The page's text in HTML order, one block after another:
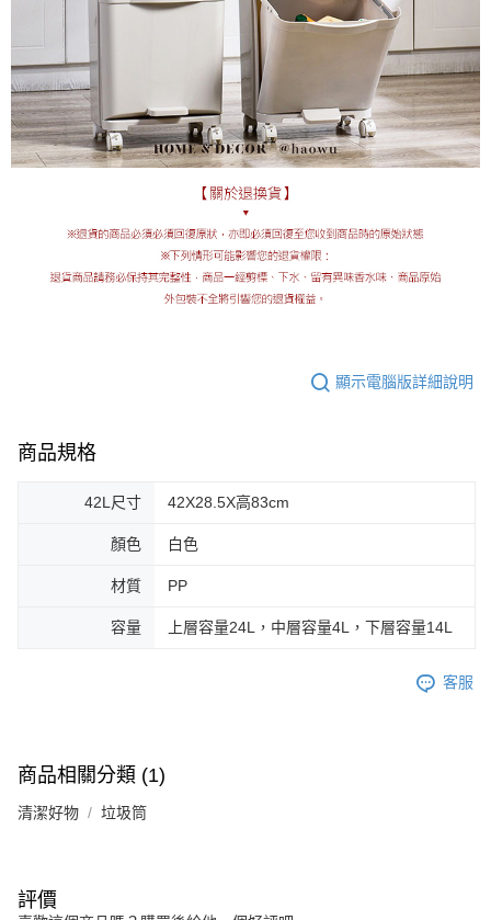
顯示電腦版詳細說明
商品規格
42L尺寸 42X28.5X高83cm
顏色 白色
材質 PP
容量 上層容量24L，中層容量4L，下層容量14L
客服
商品相關分類 (1)
清潔好物 垃圾筒
評價